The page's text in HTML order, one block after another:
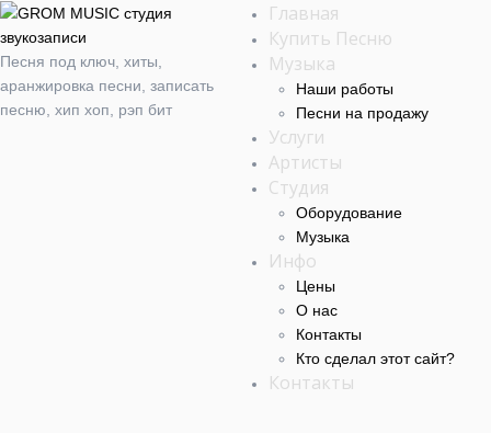
Песня под ключ, хиты,
аранжировка песни, записать
песню, хип хоп, рэп бит
Главная
Купить Песню
Музыка
Наши работы
Песни на продажу
Услуги
Артисты
Студия
Оборудование
Музыка
Инфо
Цены
О нас
Контакты
Кто сделал этот cайт?
Контакты